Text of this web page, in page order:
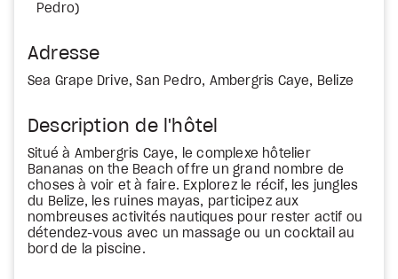
Pedro)
Adresse
Sea Grape Drive, San Pedro, Ambergris Caye, Belize
Description de l'hôtel
Situé à Ambergris Caye, le complexe hôtelier
Bananas on the Beach offre un grand nombre de
choses à voir et à faire. Explorez le récif, les jungles
du Belize, les ruines mayas, participez aux
nombreuses activités nautiques pour rester actif ou
détendez-vous avec un massage ou un cocktail au
bord de la piscine.